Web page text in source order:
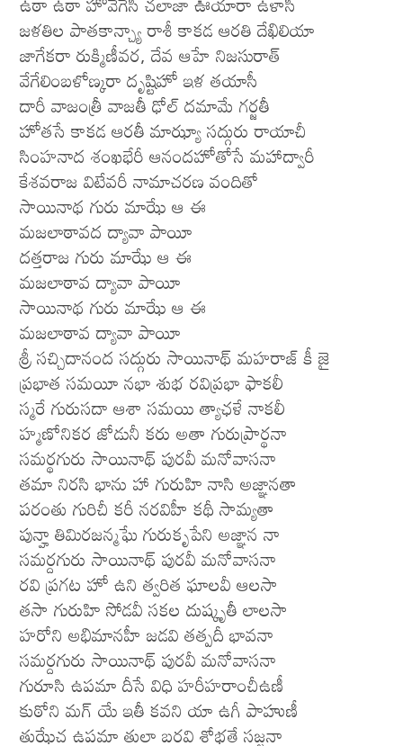
జళతిల పాతకాన్చ్యా రాశీ కాకడ ఆరతి దేఖిలియా
జాగేకరా రుక్మిణీవర, దేవ ఆహే నిజసురాత్
వేగేలింబళోణ్కరా దృష్టిహో ఇళ తయాసీ
దారీ వాజంత్రీ వాజతీ ఢోల్ దమామే గర్జతీ
హోతసే కాకడ ఆరతీ మాఝ్యా సద్గురు రాయాచీ
సింహనాద శంఖభేరీ ఆనందహోతోసే మహాద్వారీ
కేశవరాజ విటేవరీ నామాచరణ వందితో
సాయినాథ గురు మాఝే ఆ ఈ
మజలాఠావద ద్యావా పాయీ
దత్తరాజ గురు మాఝే ఆ ఈ
మజలాఠావ ద్యావా పాయీ
సాయినాథ గురు మాఝే ఆ ఈ
మజలాఠావ ద్యావా పాయీ
శ్రీ సచ్చిదానంద సద్గురు సాయినాథ్ మహరాజ్ కీ జై
ప్రభాత సమయీ నభా శుభ రవిప్రభా ఫాకలీ
స్మరే గురుసదా ఆశా సమయి త్యాఛళే నాకలీ
హ్మణోనికర జోడునీ కరు అతా గురుప్రార్థనా
సమర్థగురు సాయినాథ్ పురవీ మనోవాసనా
తమా నిరసి భాను హా గురుహి నాసి అజ్ఞానతా
పరంతు గురిచీ కరీ నరవిహీ కథీ సామ్యతా
పున్హా తిమిరజన్మఘే గురుకృపేని అజ్ఞాన నా
సమర్దగురు సాయినాథ్ పురవీ మనోవాసనా
రవి ప్రగట హో ఉని త్వరిత ఘాలవీ ఆలసా
తసా గురుహి సోడవీ సకల దుష్కృతీ లాలసా
హరోని అభిమానహీ జడవి తత్పదీ భావనా
సమర్దగురు సాయినాథ్ పురవీ మనోవాసనా
గురూసి ఉపమా దీసే విధి హరీహరాంచీఉణీ
కుఠోని మగ్ యే ఇతీ కవని యా ఉగీ పాహుణీ
తుఝేచ ఉపమా తులా బరవి శోభతే సజ్జనా